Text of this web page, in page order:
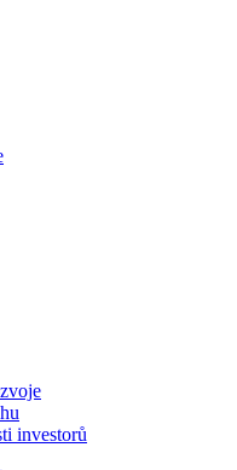
investorů